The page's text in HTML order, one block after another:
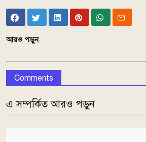
আরও পড়ুন
Comments
এ সম্পর্কিত আরও পড়ুন